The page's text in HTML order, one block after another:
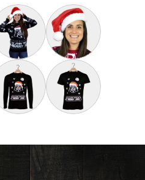
Suéter Navideño con Luces
con Luces LED Muñeco de
de Navidad para Familia
Gorro Navideño